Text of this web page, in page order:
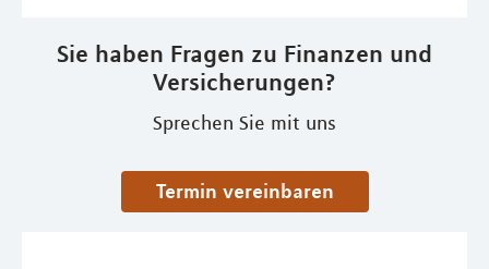
Sie haben Fragen zu Finanzen und
Versicherungen?
Sprechen Sie mit uns
Termin vereinbaren